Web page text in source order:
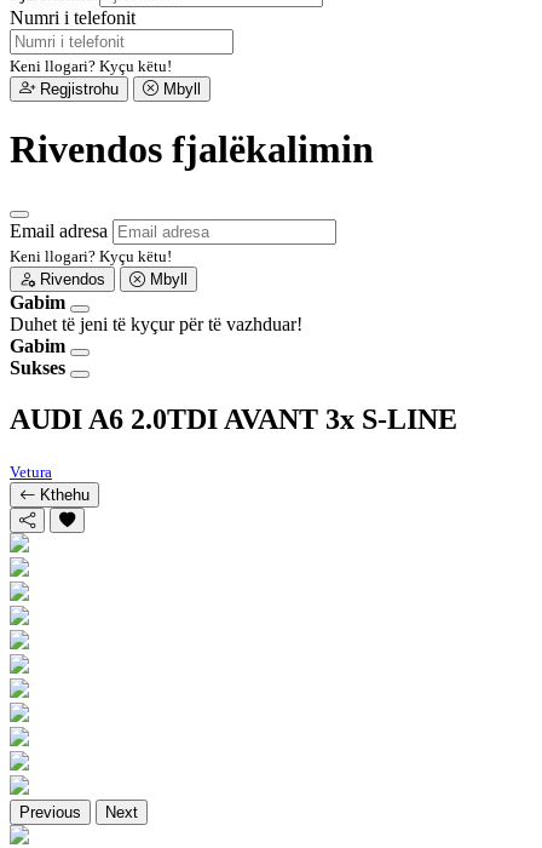
Numri i telefonit
Keni llogari? Kyçu këtu!
Regjistrohu
Mbyll
Rivendos fjalëkalimin
Email adresa
Keni llogari? Kyçu këtu!
Rivendos
Mbyll
Gabim
Duhet të jeni të kyçur për të vazhduar!
Gabim
Sukses
AUDI A6 2.0TDI AVANT 3x S-LINE
Vetura
Kthehu
Previous Next